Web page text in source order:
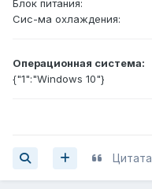
Блок питания:
Сис-ма охлаждения:
Операционная система:
{"1":"Windows 10"}
Цитата